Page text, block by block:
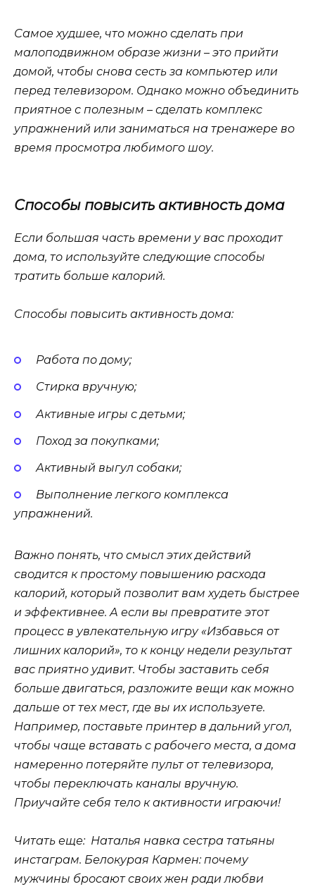
Самое худшее, что можно сделать при
малоподвижном образе жизни – это прийти
домой, чтобы снова сесть за компьютер или
перед телевизором. Однако можно объединить
приятное с полезным – сделать комплекс
упражнений или заниматься на тренажере во
время просмотра любимого шоу.
Способы повысить активность дома
Если большая часть времени у вас проходит
дома, то используйте следующие способы
тратить больше калорий.
Способы повысить активность дома:
Работа по дому;
Стирка вручную;
Активные игры с детьми;
Поход за покупками;
Активный выгул собаки;
Выполнение легкого комплекса
упражнений.
Важно понять, что смысл этих действий
сводится к простому повышению расхода
калорий, который позволит вам худеть быстрее
и эффективнее. А если вы превратите этот
процесс в увлекательную игру «Избавься от
лишних калорий», то к концу недели результат
вас приятно удивит. Чтобы заставить себя
больше двигаться, разложите вещи как можно
дальше от тех мест, где вы их используете.
Например, поставьте принтер в дальний угол,
чтобы чаще вставать с рабочего места, а дома
намеренно потеряйте пульт от телевизора,
чтобы переключать каналы вручную.
Приучайте себя тело к активности играючи!
Читать еще: Наталья навка сестра татьяны
инстаграм. Белокурая Кармен: почему
мужчины бросают своих жен ради любви